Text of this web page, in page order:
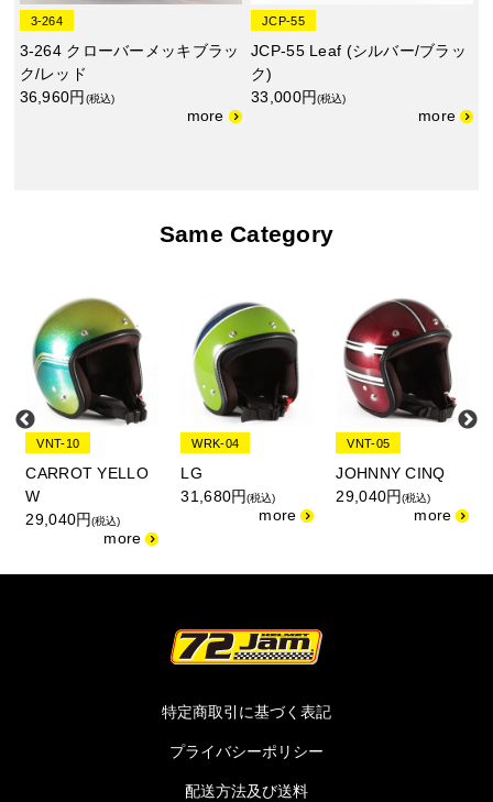
3-264
3-264 クローバーメッキブラッ
ク/レッド
36,960円 (税込)
JCP-55
JCP-55 Leaf (シルバー/ブラッ
ク)
33,000円(税込)
Same Category
VNT-10
CARROT YELLO
W
29,040円(税込)
WRK-04
LG
31,680円(税込)
VNT-05
JOHNNY CINQ
29,040円(税込)
特定商取引に基づく表記
プライバシーポリシー
配送方法及び送料